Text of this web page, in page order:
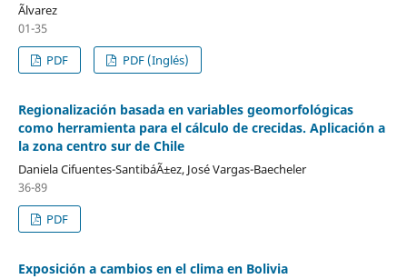
Ãlvarez
01-35
PDF
PDF (Inglés)
Regionalización basada en variables geomorfológicas
como herramienta para el cálculo de crecidas. Aplicación a
la zona centro sur de Chile
Daniela Cifuentes-SantibáÃ±ez, José Vargas-Baecheler
36-89
PDF
Exposición a cambios en el clima en Bolivia